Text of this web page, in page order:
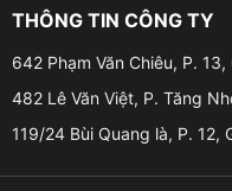
được hoàn hảo lắm về
xe và tính thẩm mỹ.
nhất đó là ánh sáng
đèn xe xuống cấp
giảm dần. Độ đèn xe
THÔNG TIN CÔNG TY
642 Phạm Văn Chiêu, P. 13,
482 Lê Văn Việt, P. Tăng
119/24 Bùi Quang là, P. 12,